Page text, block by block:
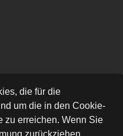
die für die
um die in den Cookie-
zu erreichen. Wenn Sie
SENDEN